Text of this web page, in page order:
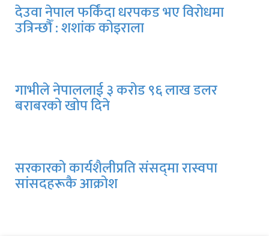
देउवा नेपाल फर्किंदा धरपकड भए विरोधमा
उत्रिन्छौँ : शशांक कोइराला
गाभीले नेपाललाई ३ करोड ९६ लाख डलर
बराबरको खोप दिने
सरकारको कार्यशैलीप्रति संसद्‍मा रास्वपा
सांसदहरूकै आक्रोश